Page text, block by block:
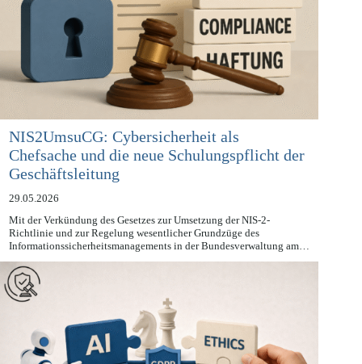
NIS2UmsuCG: Cybersicherheit als
Chefsache und die neue Schulungspflicht der
Geschäftsleitung
29.05.2026
Mit der Verkündung des Gesetzes zur Umsetzung der NIS-2-
Richtlinie und zur Regelung wesentlicher Grundzüge des
Informationssicherheitsmanagements in der Bundesverwaltung am…